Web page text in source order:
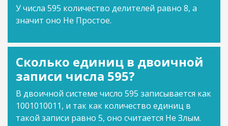
У числа 595 количество делителей равно 8, а
значит оно Не Простое.
Сколько единиц в двоичной
записи числа 595?
В двоичной системе число 595 записывается как
1001010011, и так как количество единиц в
такой записи равно 5, оно считается Не Злым.